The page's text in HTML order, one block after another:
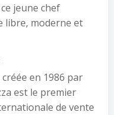
jeune chef
libre, moderne et
en 1986 par
est le premier
de vente